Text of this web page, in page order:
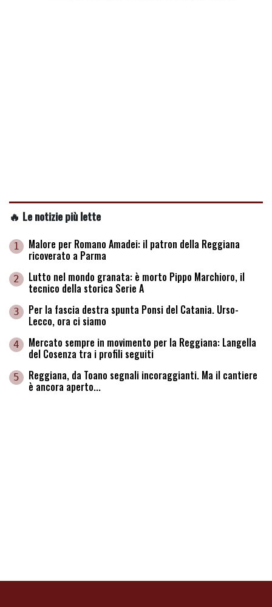
🔥 Le notizie più lette
1 Malore per Romano Amadei: il patron della Reggiana
ricoverato a Parma
2 Lutto nel mondo granata: è morto Pippo Marchioro, il
tecnico della storica Serie A
3 Per la fascia destra spunta Ponsi del Catania. Urso-
Lecco, ora ci siamo
4 Mercato sempre in movimento per la Reggiana: Langella
del Cosenza tra i profili seguiti
5 Reggiana, da Toano segnali incoraggianti. Ma il cantiere
è ancora aperto...